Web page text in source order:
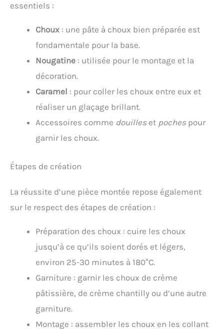
essentiels :
Choux : une pâte à choux bien préparée est
fondamentale pour la base.
Nougatine : utilisée pour le montage et la
décoration.
Caramel : pour coller les choux entre eux et
réaliser un glaçage brillant.
Accessoires comme douilles et poches pour
garnir les choux.
Étapes de création
La réussite d’une pièce montée repose également
sur le respect des étapes de création :
Préparation des choux : cuire les choux
jusqu’à ce qu’ils soient dorés et légers,
environ 25-30 minutes à 180°C.
Garniture : garnir les choux de crème
pâtissière, de crème chantilly ou d’une autre
garniture.
Montage : assembler les choux en les collant